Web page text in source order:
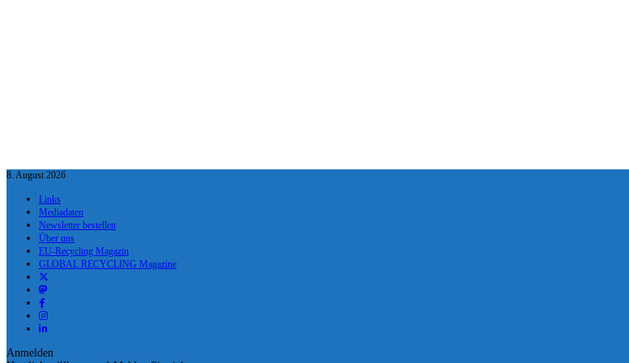
8. August 2026
Links
Mediadaten
Newsletter bestellen
Über uns
EU-Recycling Magazin
GLOBAL RECYCLING Magazine
Anmelden